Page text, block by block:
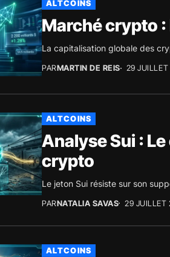
ALTCOINS
Marché crypto :
La capitalisation globale des
PARMARTIN DE REIS 29
ALTCOINS
Analyse Sui :
crypto
Le jeton Sui résiste sur son
PARNATALIA SAVAS 29 JUILLET
ALTCOINS